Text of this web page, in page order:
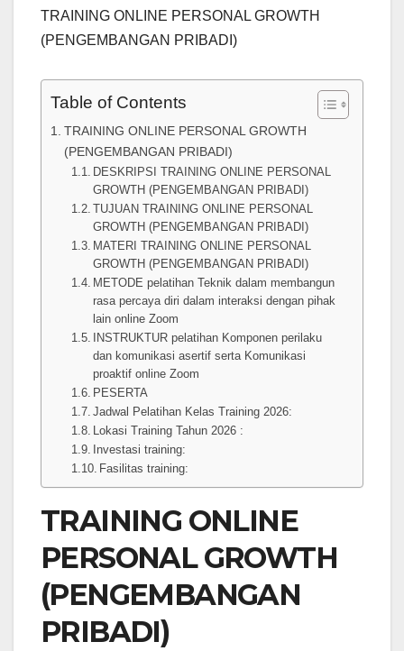
TRAINING ONLINE PERSONAL GROWTH
(PENGEMBANGAN PRIBADI)
Table of Contents
TRAINING ONLINE PERSONAL GROWTH
(PENGEMBANGAN PRIBADI)
DESKRIPSI TRAINING ONLINE PERSONAL
GROWTH (PENGEMBANGAN PRIBADI)
TUJUAN TRAINING ONLINE PERSONAL
GROWTH (PENGEMBANGAN PRIBADI)
MATERI TRAINING ONLINE PERSONAL
GROWTH (PENGEMBANGAN PRIBADI)
METODE pelatihan Teknik dalam membangun
rasa percaya diri dalam interaksi dengan pihak
lain online Zoom
INSTRUKTUR pelatihan Komponen perilaku
dan komunikasi asertif serta Komunikasi
proaktif online Zoom
PESERTA
Jadwal Pelatihan Kelas Training 2026:
Lokasi Training Tahun 2026 :
Investasi training:
Fasilitas training:
TRAINING ONLINE
PERSONAL GROWTH
(PENGEMBANGAN
PRIBADI)